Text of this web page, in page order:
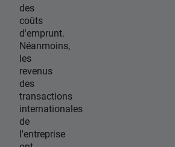
des
coûts
d'emprunt.
Néanmoins,
les
revenus
des
transactions
internationales
de
l'entreprise